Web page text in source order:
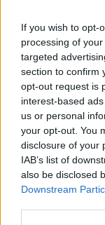
If you wish to opt-
processing of
targeted
section to confirm
opt-out request is
interest-based
us or personal
your opt-out. You
disclosure of your
IAB’s list of
also be disclosed
Downstream